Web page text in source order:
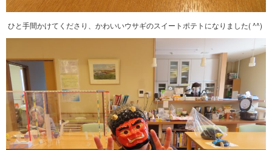
ひと手間かけてくださり、かわいいウサギのスイートポテトになりました( ^^)